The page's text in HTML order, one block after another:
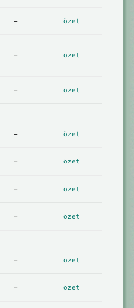
- özet
- özet
- özet
- özet
- özet
- özet
- özet
- özet
- özet